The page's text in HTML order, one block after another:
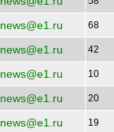
news@e1.ru 68
news@e1.ru 42
news@e1.ru 10
news@e1.ru 20
news@e1.ru 19